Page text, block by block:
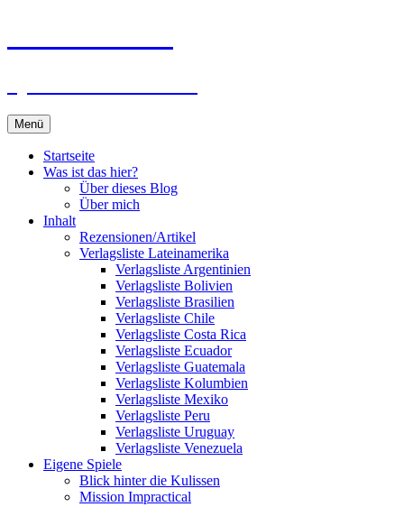
Menü
Startseite
Was ist das hier?
Über dieses Blog
Über mich
Inhalt
Rezensionen/Artikel
Verlagsliste Lateinamerika
Verlagsliste Argentinien
Verlagsliste Bolivien
Verlagsliste Brasilien
Verlagsliste Chile
Verlagsliste Costa Rica
Verlagsliste Ecuador
Verlagsliste Guatemala
Verlagsliste Kolumbien
Verlagsliste Mexiko
Verlagsliste Peru
Verlagsliste Uruguay
Verlagsliste Venezuela
Eigene Spiele
Blick hinter die Kulissen
Mission Impractical